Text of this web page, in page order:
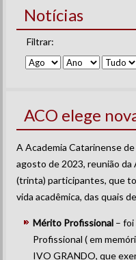
Notícias
Filtrar:
ACO elege
A Academia Catarinense
agosto de 2023, reunião da
(trinta) participantes, que
vida acadêmica, das quais
Mérito Profissional –
Profissional ( em
IVO GRANDO, que